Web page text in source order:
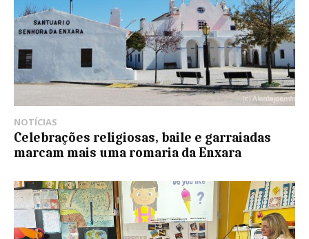
NOTÍCIAS
Celebrações religiosas, baile e garraiadas
marcam mais uma romaria da Enxara